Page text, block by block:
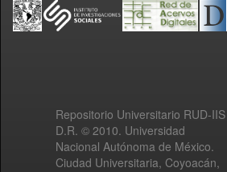
Repositorio Universitario RUD-IIS
D.R. © 2010. Universidad
Nacional Autónoma de México.
Ciudad Universitaria, Coyoacán,